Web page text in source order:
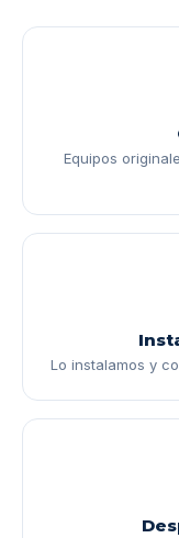
Equipos
Lo instalamos y